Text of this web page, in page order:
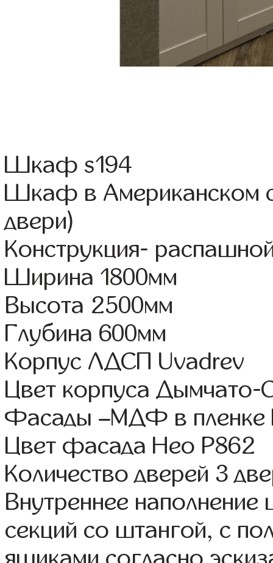
Шкаф s194
Шкаф в Американском
двери)
Конструкция-
Ширина 1800мм
Высота 2500мм
Глубина 600мм
Корпус ЛДСП Uvadrev
Цвет корпуса Дымчато-
Фасады –МДФ в пленке
Цвет фасада Нео Р862
Количество дверей 3
Внутреннее
секций со штангой, с